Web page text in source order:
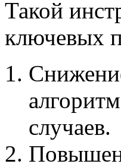
Такой
ключевых
случаев.